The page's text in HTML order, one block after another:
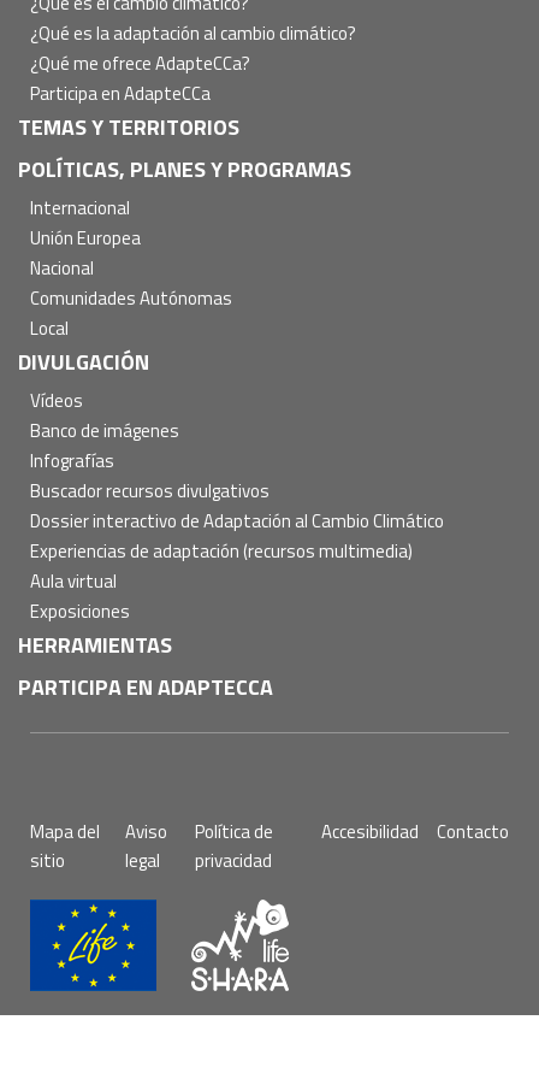
¿Qué es la adaptación al cambio climático?
¿Qué me ofrece AdapteCCa?
Participa en AdapteCCa
TEMAS Y TERRITORIOS
POLÍTICAS, PLANES Y PROGRAMAS
Internacional
Unión Europea
Nacional
Comunidades Autónomas
Local
DIVULGACIÓN
Vídeos
Banco de imágenes
Infografías
Buscador recursos divulgativos
Dossier interactivo de Adaptación al Cambio Climático
Experiencias de adaptación (recursos multimedia)
Aula virtual
Exposiciones
HERRAMIENTAS
PARTICIPA EN ADAPTECCA
de
página
Mapa del
sitio
Aviso
legal
Política de
privacidad
Accesibilidad Contacto